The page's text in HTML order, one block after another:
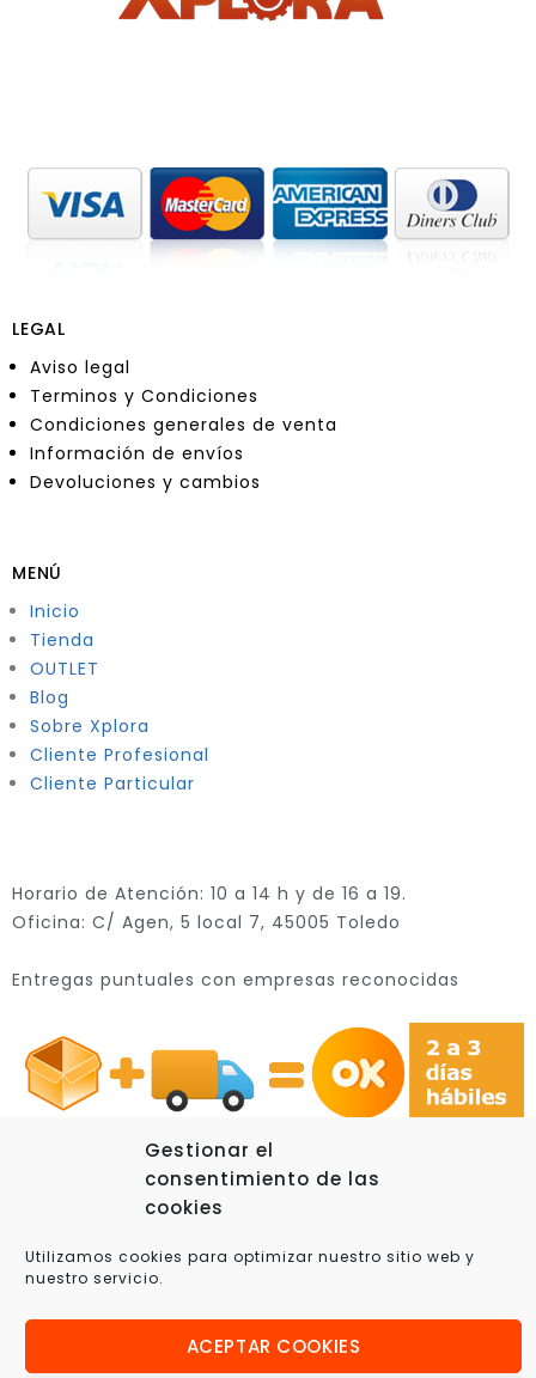
Gestionar el
consentimiento de las
cookies
Utilizamos cookies para optimizar nuestro sitio web y
nuestro servicio.
ACEPTAR COOKIES
LEGAL
Aviso legal
Terminos y Condiciones
Condiciones generales de venta
Información de envíos
Devoluciones y cambios
MENÚ
Inicio
Tienda
OUTLET
Blog
Sobre Xplora
Cliente Profesional
Cliente Particular
Horario de Atención: 10 a 14 h y de 16 a 19.
Oficina: C/ Agen, 5 local 7, 45005 Toledo
Entregas puntuales con empresas reconocidas
Tecnología